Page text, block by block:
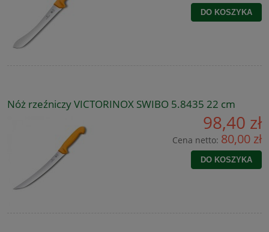
DO KOSZYKA
Nóż rzeźniczy VICTORINOX SWIBO 5.8435 22 cm
98,40 zł
Cena netto: 80,00 zł
DO KOSZYKA